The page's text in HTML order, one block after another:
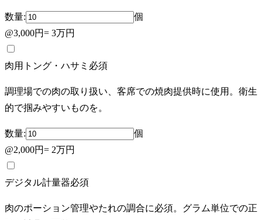
数量:
個
@3,000円= 3万円
肉用トング・ハサミ 必須
調理場での肉の取り扱い、客席での焼肉提供時に使用。衛生
的で掴みやすいものを。
数量:
個
@2,000円= 2万円
デジタル計量器必須
肉のポーション管理やたれの調合に必須。グラム単位での正